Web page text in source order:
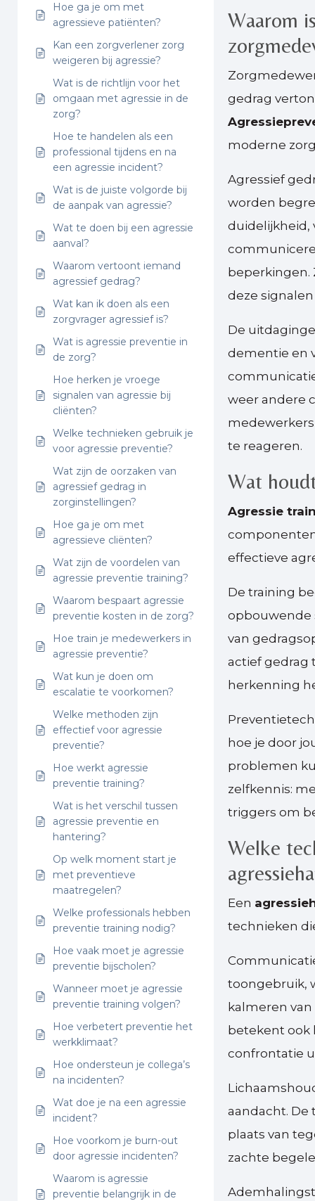
Hoe ga je om met
agressieve patiënten?
Kan een zorgverlener zorg
weigeren bij agressie?
Wat is de richtlijn voor het
omgaan met agressie in de
zorg?
Hoe te handelen als een
professional tijdens en na
een agressie incident?
Wat is de juiste volgorde bij
de aanpak van agressie?
Wat te doen bij een agressie
aanval?
Waarom vertoont iemand
agressief gedrag?
Wat kan ik doen als een
zorgvrager agressief is?
Wat is agressie preventie in
de zorg?
Hoe herken je vroege
signalen van agressie bij
cliënten?
Welke technieken gebruik je
voor agressie preventie?
Wat zijn de oorzaken van
agressief gedrag in
zorginstellingen?
Hoe ga je om met
agressieve cliënten?
Wat zijn de voordelen van
agressie preventie training?
Waarom bespaart agressie
preventie kosten in de zorg?
Hoe train je medewerkers in
agressie preventie?
Wat kun je doen om
escalatie te voorkomen?
Welke methoden zijn
effectief voor agressie
preventie?
Hoe werkt agressie
preventie training?
Wat is het verschil tussen
agressie preventie en
hantering?
Op welk moment start je
met preventieve
maatregelen?
Welke professionals hebben
preventie training nodig?
Hoe vaak moet je agressie
preventie bijscholen?
Wanneer moet je agressie
preventie training volgen?
Hoe verbetert preventie het
werkklimaat?
Hoe ondersteun je collega’s
na incidenten?
Wat doe je na een agressie
incident?
Hoe voorkom je burn-out
door agressie incidenten?
Waarom is agressie
preventie belangrijk in de
Waarom
gedrag
moderne
Agressief
worden
duidelijkheid,
beperkingen.
deze
De
dementie en
weer andere
te reageren.
Wat
Agressie
effectieve
De training
opbouwende
van
actief gedrag
herkenning
hoe je door
problemen
zelfkennis:
triggers om
Welke
Een
technieken
toongebruik,
kalmeren
betekent ook
confrontatie
aandacht. De
plaats van
zachte